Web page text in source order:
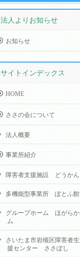
法人よりお知らせ
お知らせ
サイトインデックス
HOME
ささの会について
法人概要
事業所紹介
障害者支援施設 どうかん
多機能型事業所 ぽとふ館
グループホーム ほがらか
ム
さいたま市岩槻区障害者
援センター ささぼし